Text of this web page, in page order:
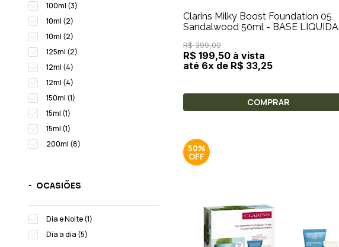
100ml (3)
10ml (2)
10ml (2)
125ml (2)
12ml (4)
12ml (4)
150ml (1)
15ml (1)
15ml (1)
200ml (8)
5ml (1)
75ml (1)
OCASIÕES
Dia e Noite (1)
Dia a dia (5)
Clarins Milky Boost Foundation 05
Sandalwood 50ml - BASE LIQUIDA
R$ 399,00
R$ 199,50 à vista
até 6x de R$ 33,25
COMPRAR
50%